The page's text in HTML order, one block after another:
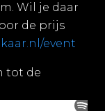
Wil je daar
de prijs
event
tot de